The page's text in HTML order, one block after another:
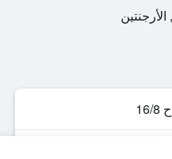
ح 16/8